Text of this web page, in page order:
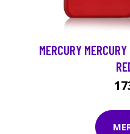
MERCURY